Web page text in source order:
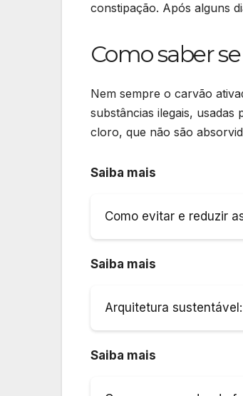
constipação. Após alguns
Como saber
Nem sempre o carvão
substâncias ilegais,
cloro, que não são
Saiba mais
Como evitar e reduzir
Saiba mais
Arquitetura
Saiba mais